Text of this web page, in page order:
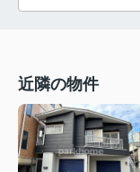
近隣の物件